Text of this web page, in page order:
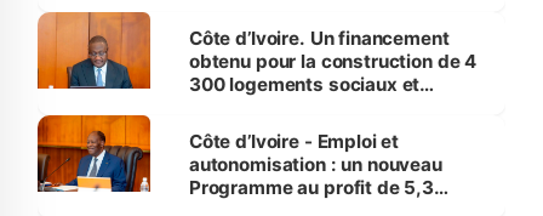
Côte d’Ivoire. Un financement
obtenu pour la construction de 4
300 logements sociaux et
et Yamoussoukro
Côte d’Ivoire - Emploi et
autonomisation : un nouveau
Programme au profit de 5,3